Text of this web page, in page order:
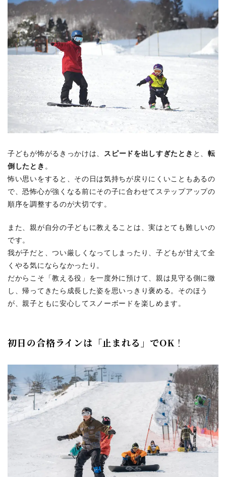
子どもが怖がるきっかけは、 スピードを出しすぎたとき と、 転
倒したとき 。
怖い思いをすると、その日は気持ちが戻りにくいこともあるの
で、恐怖心が強くなる前にその子に合わせてステップアップの
順序を調整するのが大切です。
また、親が自分の子どもに教えることは、実はとても難しいの
です。
我が子だと、つい厳しくなってしまったり、子どもが甘えて全
くやる気にならなかったり。
だからこそ「教える役」を一度外に預けて、親は見守る側に徹
し、帰ってきたら成長した姿を思いっきり褒める。そのほう
が、親子ともに安心してスノーボードを楽しめます。
初日の合格ラインは「止まれる」でOK ！